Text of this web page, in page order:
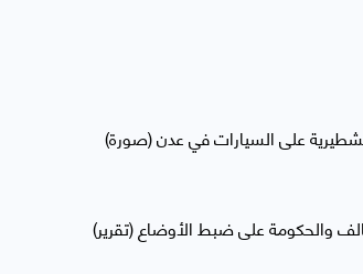
على السيارات في عدن (صورة)
والحكومة على ضبط الأوضاع (تقرير)